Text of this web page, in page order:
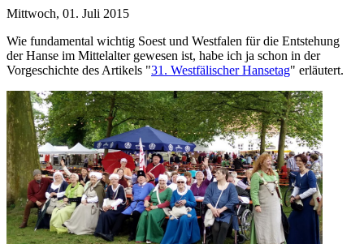
Mittwoch, 01. Juli 2015
Wie fundamental wichtig Soest und Westfalen für die Entstehung
der Hanse im Mittelalter gewesen ist, habe ich ja schon in der
Vorgeschichte des Artikels "31. Westfälischer Hansetag" erläutert.